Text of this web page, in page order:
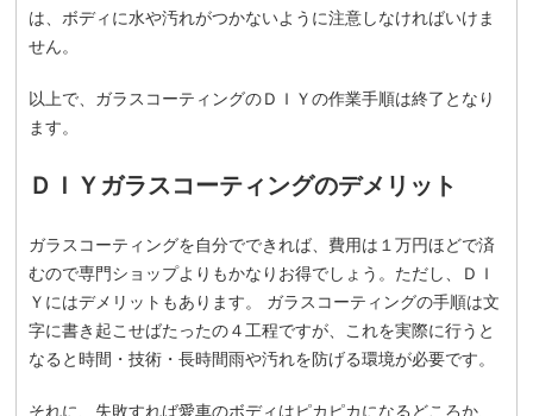
は、ボディに水や汚れがつかないように注意しなければいけま
せん。
以上で、ガラスコーティングのＤＩＹの作業手順は終了となり
ます。
ＤＩＹガラスコーティングのデメリット
ガラスコーティングを自分でできれば、費用は１万円ほどで済
むので専門ショップよりもかなりお得でしょう。ただし、ＤＩ
Ｙにはデメリットもあります。 ガラスコーティングの手順は文
字に書き起こせばたったの４工程ですが、これを実際に行うと
なると時間・技術・長時間雨や汚れを防げる環境が必要です。
それに、失敗すれば愛車のボディはピカピカになるどころか、